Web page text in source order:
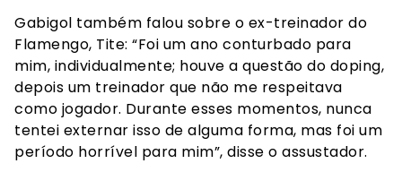
Gabigol também falou sobre o ex-treinador do
Flamengo, Tite: “Foi um ano conturbado para
mim, individualmente; houve a questão do doping,
depois um treinador que não me respeitava
como jogador. Durante esses momentos, nunca
tentei externar isso de alguma forma, mas foi um
período horrível para mim”, disse o assustador.